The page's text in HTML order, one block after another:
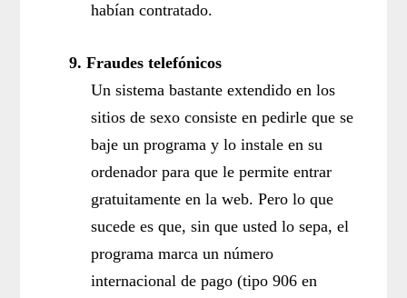
habían contratado.
9. Fraudes telefónicos
Un sistema bastante extendido en los
sitios de sexo consiste en pedirle que se
baje un programa y lo instale en su
ordenador para que le permite entrar
gratuitamente en la web. Pero lo que
sucede es que, sin que usted lo sepa, el
programa marca un número
internacional de pago (tipo 906 en